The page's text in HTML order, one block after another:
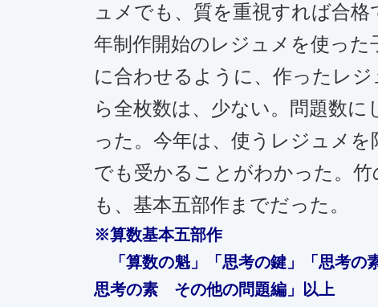
ュメでも、質を重視すれば合
年制作開始のレジュメを使っ
に合わせるように、作ったレ
ら全枚数は、少ない。問題数
った。今年は、使うレジュメ
でも受かることがわかった。
も、基本五部作までだった。
※算数基本五部作
「算数の魁」「思考の鍵」「思考の
思考の素 その他の問題編」以上